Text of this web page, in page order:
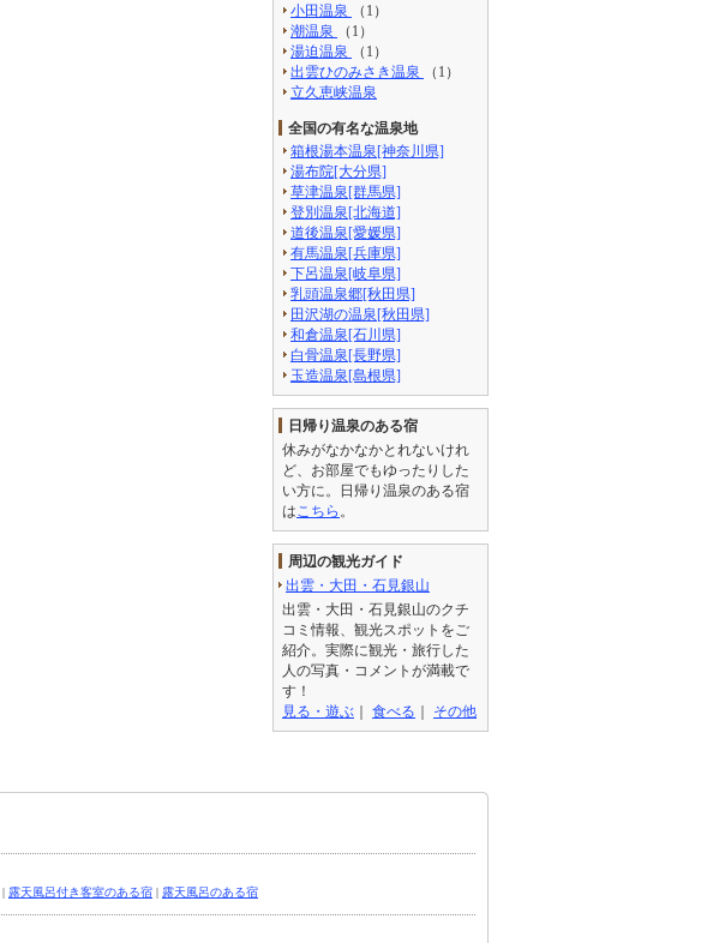
小田温泉
（1）
潮温泉
（1）
湯迫温泉
（1）
出雲ひのみさき温泉
（1）
立久恵峡温泉
全国の有名な温泉地
箱根湯本温泉[神奈川県]
湯布院[大分県]
草津温泉[群馬県]
登別温泉[北海道]
道後温泉[愛媛県]
有馬温泉[兵庫県]
下呂温泉[岐阜県]
乳頭温泉郷[秋田県]
田沢湖の温泉[秋田県]
和倉温泉[石川県]
白骨温泉[長野県]
玉造温泉[島根県]
日帰り温泉のある宿
休みがなかなかとれないけれ
ど、お部屋でもゆったりした
い方に。日帰り温泉のある宿
は こちら 。
周辺の観光ガイド
出雲・大田・石見銀山
出雲・大田・石見銀山のクチ
コミ情報、観光スポットをご
紹介。実際に観光・旅行した
人の写真・コメントが満載で
す！
見る・遊ぶ ｜ 食べる ｜ その他
| 露天風呂付き客室のある宿 | 露天風呂のある宿